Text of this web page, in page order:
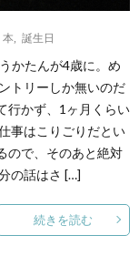
本 誕生日
かたんが4歳に。め
トリーしか無いのだ
行かず、1ヶ月くらい
事はこりごりだとい
ので、そのあと絶対
の話はさ […]
続きを読む